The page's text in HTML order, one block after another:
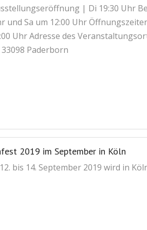
| Di 19:30 Uhr
und Sa um 12:00 Uhr
Uhr Adresse des
33098 Paderborn
2019 im September in Köln
bis 14. September 2019 wird in